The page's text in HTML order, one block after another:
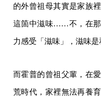
的外曾祖母其實是家族
這箇中滋味……不，在那
力感受「滋味」，滋味是
而霍普的曾祖父輩，在
荒時代，家裡無法再養